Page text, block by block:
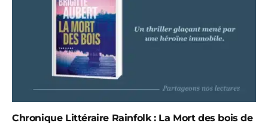
Chronique Littéraire Rainfolk : La Mort des bois de